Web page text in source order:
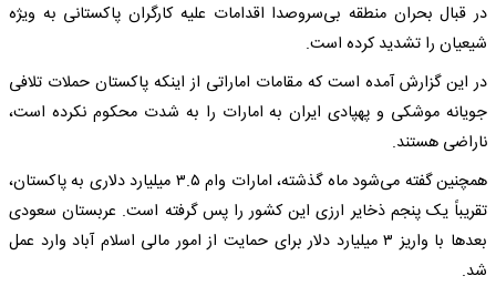
در قبال بحران منطقه بی‌سروصدا اقدامات علیه کارگران پاکستانی به ویژه
شیعیان را تشدید کرده است.
در این گزارش آمده است که مقامات اماراتی از اینکه پاکستان حملات تلافی
جویانه موشکی و پهپادی ایران به امارات را به شدت محکوم نکرده است،
ناراضی هستند.
همچنین گفته می‌شود ماه گذشته، امارات وام ۳.۵ میلیارد دلاری به پاکستان،
تقریباً یک پنجم ذخایر ارزی این کشور را پس گرفته است. عربستان سعودی
بعدها با واریز ۳ میلیارد دلار برای حمایت از امور مالی اسلام آباد وارد عمل
شد.